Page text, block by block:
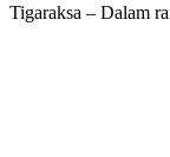
Tigaraksa – Dalam